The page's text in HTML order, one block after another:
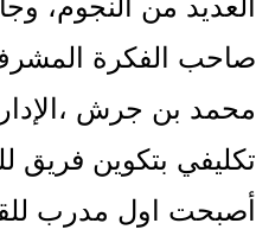
العديد من النجوم،
صاحب الفكرة المشرف
محمد بن جرش
تكليفي بتكوين فريق
أصبحت اول مدرب